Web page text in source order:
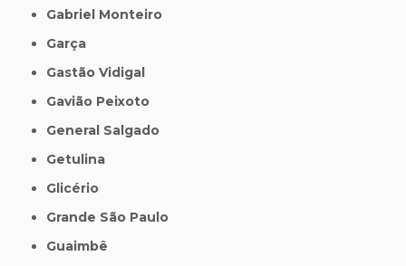
Gabriel Monteiro
Garça
Gastão Vidigal
Gavião Peixoto
General Salgado
Getulina
Glicério
Grande São Paulo
Guaimbê